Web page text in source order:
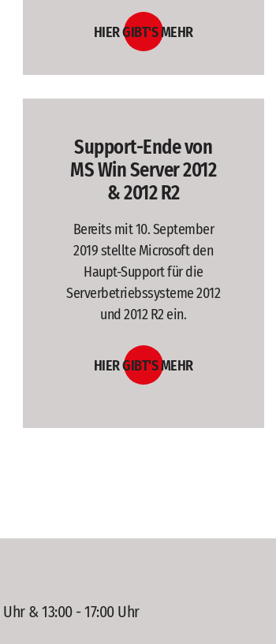
HIER GIBT'S MEHR
Support-Ende von
MS Win Server 2012
& 2012 R2
Bereits mit 10. September
2019 stellte Microsoft den
Haupt-Support für die
Serverbetriebssysteme 2012
und 2012 R2 ein.
HIER GIBT'S MEHR
& 13:00 - 17:00 Uhr